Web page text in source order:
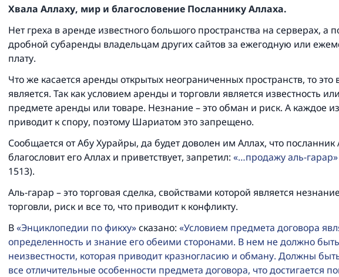
Хвала Аллаху, мир и благословение Посланнику Аллаха.
Нет греха в аренде известного большого пространства на серверах, а
дробной субаренды владельцам других сайтов за ежегодную или
плату.
Что же касается аренды открытых неограниченных пространств, то
является. Так как условием аренды и торговли является известность
предмете аренды или товаре. Незнание – это обман и риск. А каждое из
приводит к спору, поэтому Шариатом это запрещено.
Сообщается от Абу Хурайры, да будет доволен им Аллах, что посланник
благословит его Аллах и приветствует, запретил:
…продажу аль-гарар
1513).
Аль-гарар – это торговая сделка, свойствами которой является
торговли, риск и все то, что приводит к конфликту.
В Энциклопедии по фикху сказано: Условием предмета договора
определенность и знание его обеими сторонами. В нем не должно быть
неизвестности, которая приводит кразногласию и обману. Должны
все отличительные особенности предмета договора, что достигается
Ответ № 110845 помог сохранить брак.
Помогите нам предоставить ответы Умме
Посланник Аллаха, мир ему и благословение, сказал:
«Указавшему на благое (полагается) такая же награда как
совершившему его»
(МУСЛИМ, № 1893).
Участвуйте сейчас!